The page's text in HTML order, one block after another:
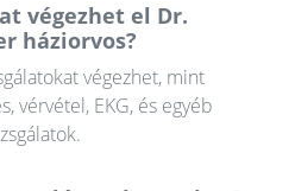
végezhet el Dr.
háziorvos?
végezhet, mint
vérvétel, EKG, és egyéb